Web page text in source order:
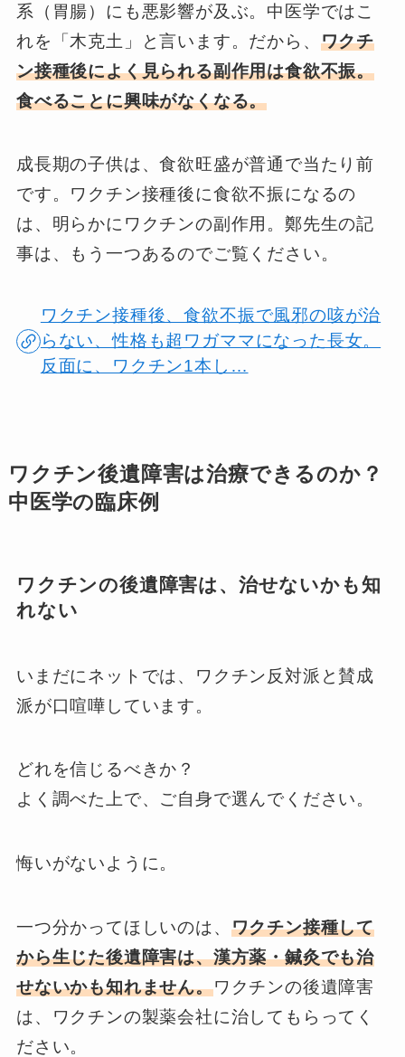
系（胃腸）にも悪影響が及ぶ。中医学ではこ
れを「木克土」と言います。だから、 ワクチ
ン接種後によく見られる副作用は食欲不振。
食べることに興味がなくなる。
成長期の子供は、食欲旺盛が普通で当たり前
です。ワクチン接種後に食欲不振になるの
は、明らかにワクチンの副作用。鄭先生の記
事は、もう一つあるのでご覧ください。
ワクチン接種後、食欲不振で風邪の咳が治
らない、性格も超ワガママになった長女。
反面に、ワクチン1本し…
ワクチン後遺障害は治療できるのか？
中医学の臨床例
ワクチンの後遺障害は、治せないかも知
れない
いまだにネットでは、ワクチン反対派と賛成
派が口喧嘩しています。
どれを信じるべきか？
よく調べた上で、ご自身で選んでください。
悔いがないように。
一つ分かってほしいのは、 ワクチン接種して
から生じた後遺障害は、漢方薬・鍼灸でも治
せないかも知れません。ワクチンの後遺障害
は、ワクチンの製薬会社に治してもらってく
ださい。